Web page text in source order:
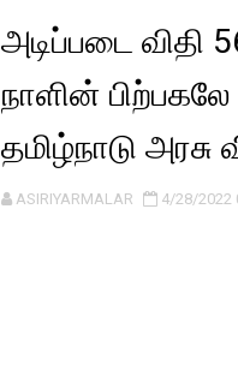
அடிப்படை விதி
நாளின்
தமிழ்நாடு அரசு
ASIRIYARMALAR 4/28/2022